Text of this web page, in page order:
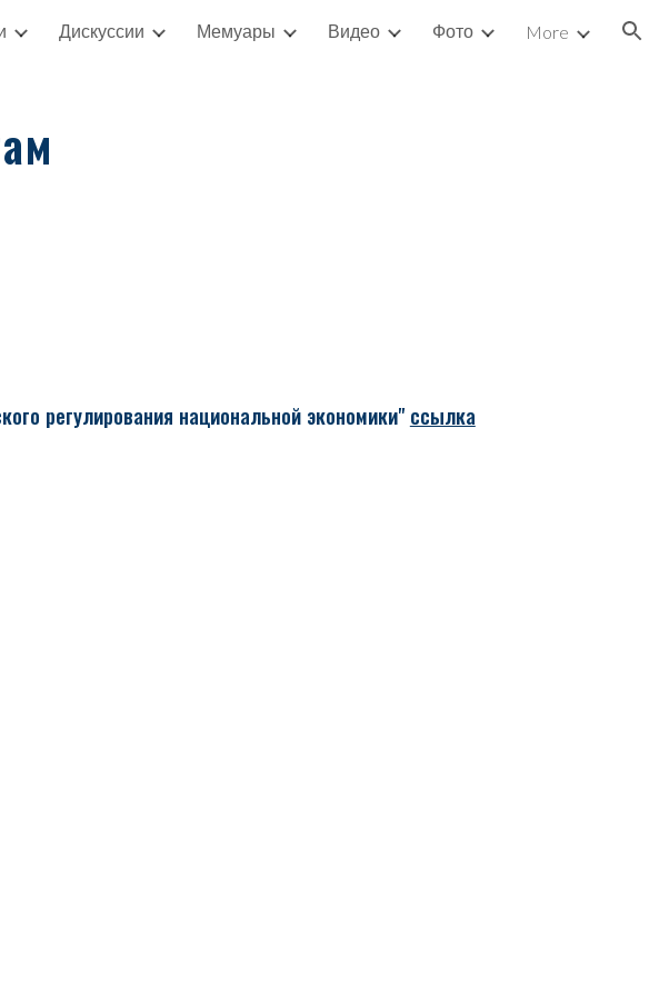
Skip to navigation
Дискуссии Мемуары Видео Фото More
регулирования национальной экономики"ссылка